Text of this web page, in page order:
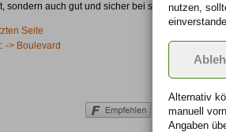
sondern auch gut und sicher bei seinen Fans in
Seite
-> Boulevard
nutzen,
Alternativ
manuell
Angaben